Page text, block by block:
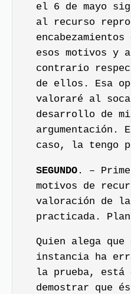
el 6 de mayo
al recurso
esos motivos y
contrario
de ellos. Esa
valoraré al
desarrollo de
argumentación.
caso, la tengo
SEGUNDO . –
motivos de
valoración de la
practicada.
Quien alega
instancia ha
la prueba, está
demostrar que